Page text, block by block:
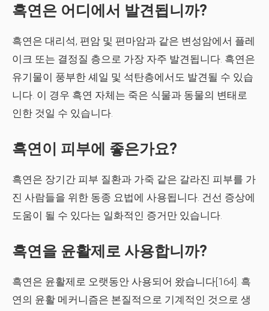
흑연은 어디에서 발견됩니까?
흑연은 대리석, 편암 및 편마암과 같은 변성암에서 플레
이크 또는 결정질 층으로 가장 자주 발견됩니다. 흑연은
유기물이 풍부한 셰일 및 석탄층에서도 발견될 수 있습
니다. 이 경우 흑연 자체는 죽은 식물과 동물의 변태로
인한 것일 수 있습니다.
흑연이 피부에 좋은가요?
흑연은 장기간 피부 질환과 가죽 같은 갈라진 피부를 가
진 사람들을 위한 동종 요법에 사용됩니다. 건선 증상에
도움이 될 수 있다는 일화적인 증거만 있습니다.
흑연을 윤활제로 사용합니까?
흑연은 윤활제로 오랫동안 사용되어 왔습니다[164]. 흑
연의 윤활 메커니즘은 본질적으로 기계적인 것으로 생